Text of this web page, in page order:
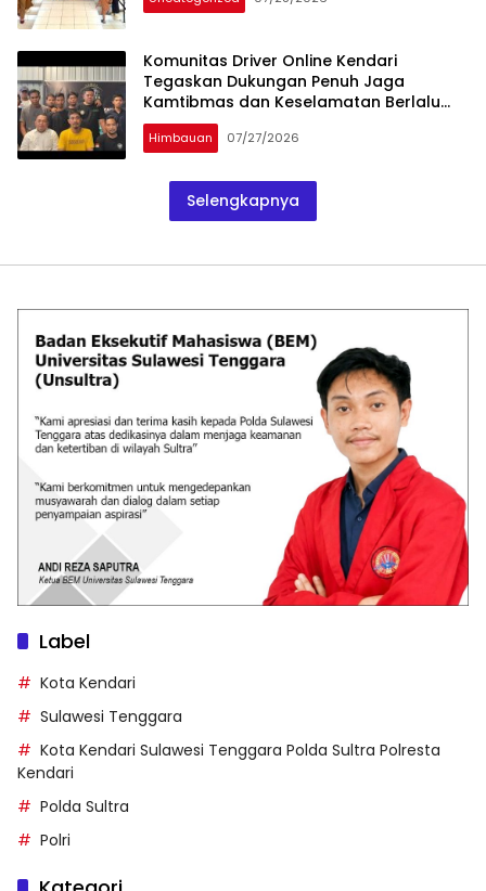
Komunitas Driver Online Kendari
Tegaskan Dukungan Penuh Jaga
Kamtibmas dan Keselamatan Berlalu
Lintas
Himbauan 07/27/2026
Selengkapnya
Label
Kota Kendari
Sulawesi Tenggara
Kota Kendari Sulawesi Tenggara Polda Sultra Polresta
Kendari
Polda Sultra
Polri